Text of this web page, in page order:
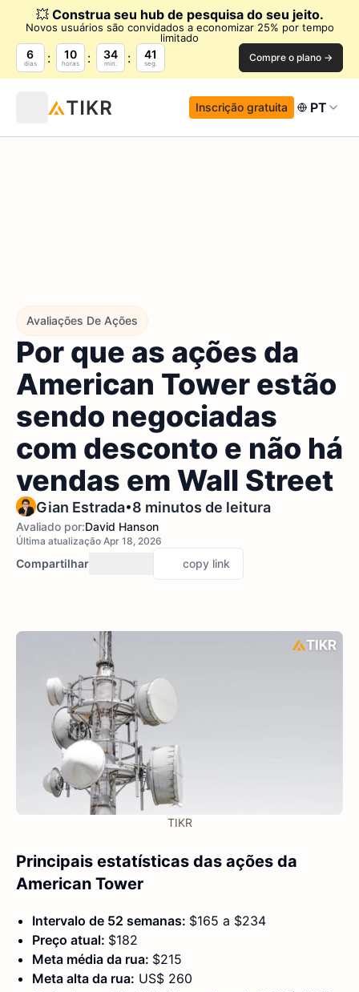
💥 Construa seu hub de pesquisa do seu jeito.
Novos usuários são convidados a economizar 25% por tempo
limitado
6
dias
10
horas
34
min.
39
seg. Compre o plano →
Inscrição gratuita PT
Avaliações De Ações
Por que as ações da
American Tower estão
sendo negociadas
com desconto e não há
vendas em Wall Street
Gian Estrada•8 minutos de leitura
Avaliado por:David Hanson
Última atualização Apr 18, 2026
Compartilhar copy link
TIKR
Principais estatísticas das ações da
American Tower
Intervalo de 52 semanas: $165 a $234
Preço atual: $182
Meta média da rua: $215
Meta alta da rua: US$ 260